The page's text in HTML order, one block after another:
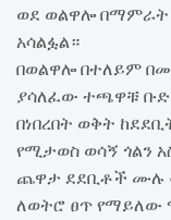
ወደ ወልዋሎ
አሳልፏል።
በወልዋሎ በተለይም
ያሳለፈው ተጫዋቹ
በነበረበት ወቅት
የሚታወስ ወሳኝ ጎልን
ጨዋታ ደደቢቶች ሙሉ
ለወትሮ ፀጥ የማይለው